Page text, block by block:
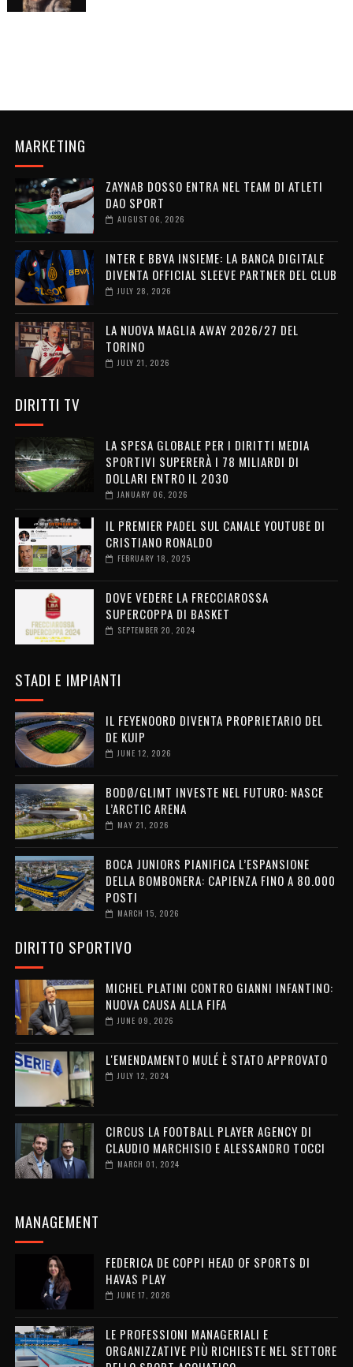
MARKETING
ZAYNAB DOSSO ENTRA NEL TEAM DI ATLETI
DAO SPORT
AUGUST 06, 2026
INTER E BBVA INSIEME: LA BANCA DIGITALE
DIVENTA OFFICIAL SLEEVE PARTNER DEL CLUB
JULY 28, 2026
LA NUOVA MAGLIA AWAY 2026/27 DEL
TORINO
JULY 21, 2026
DIRITTI TV
LA SPESA GLOBALE PER I DIRITTI MEDIA
SPORTIVI SUPERERÀ I 78 MILIARDI DI
DOLLARI ENTRO IL 2030
JANUARY 06, 2026
IL PREMIER PADEL SUL CANALE YOUTUBE DI
CRISTIANO RONALDO
FEBRUARY 18, 2025
DOVE VEDERE LA FRECCIAROSSA
SUPERCOPPA DI BASKET
SEPTEMBER 20, 2024
STADI E IMPIANTI
IL FEYENOORD DIVENTA PROPRIETARIO DEL
DE KUIP
JUNE 12, 2026
BODØ/GLIMT INVESTE NEL FUTURO: NASCE
L’ARCTIC ARENA
MAY 21, 2026
BOCA JUNIORS PIANIFICA L’ESPANSIONE
DELLA BOMBONERA: CAPIENZA FINO A 80.000
POSTI
MARCH 15, 2026
DIRITTO SPORTIVO
MICHEL PLATINI CONTRO GIANNI INFANTINO:
NUOVA CAUSA ALLA FIFA
JUNE 09, 2026
L'EMENDAMENTO MULÉ È STATO APPROVATO
JULY 12, 2024
CIRCUS LA FOOTBALL PLAYER AGENCY DI
CLAUDIO MARCHISIO E ALESSANDRO TOCCI
MARCH 01, 2024
MANAGEMENT
FEDERICA DE COPPI HEAD OF SPORTS DI
HAVAS PLAY
JUNE 17, 2026
LE PROFESSIONI MANAGERIALI E
ORGANIZZATIVE PIÙ RICHIESTE NEL SETTORE